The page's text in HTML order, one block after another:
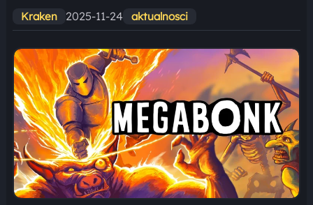
Kraken 2025-11-24 aktualnosci